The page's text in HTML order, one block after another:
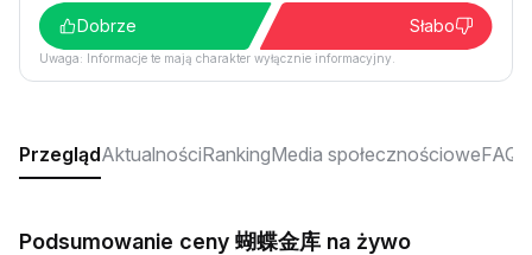
Dobrze
Słabo
Uwaga: Informacje te mają charakter wyłącznie informacyjny.
PrzeglądAktualnościRankingMedia społecznościoweFAQ
Podsumowanie ceny 蝴蝶金库 na żywo